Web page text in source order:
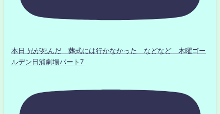
本日 兄が死んだ 葬式には行かなかった などなど 木曜ゴー
ルデン日浦劇場パート7